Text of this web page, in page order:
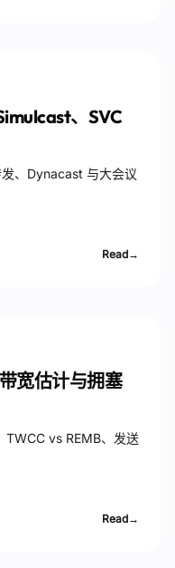
、SVC
、Dynacast 与大会议
Read→
宽估计与拥塞
vs REMB、发送
Read→